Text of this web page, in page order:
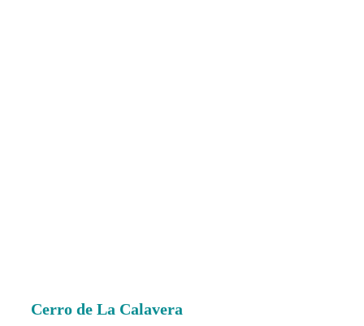
Cerro de La Calavera